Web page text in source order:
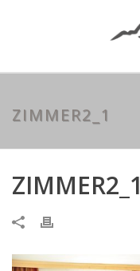
ZIMMER2_1
ZIMMER2_1